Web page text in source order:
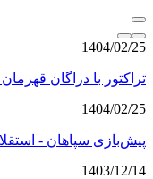
1404/02/25
تراکتور با دراگان
1404/02/25
پیش‌بازی سپاهان -
1403/12/14